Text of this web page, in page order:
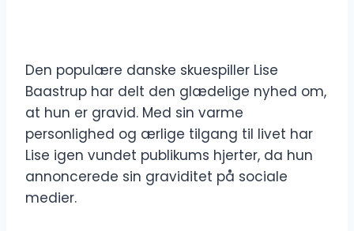
Den populære danske skuespiller Lise
Baastrup har delt den glædelige nyhed om,
at hun er gravid. Med sin varme
personlighed og ærlige tilgang til livet har
Lise igen vundet publikums hjerter, da hun
annoncerede sin graviditet på sociale
medier.